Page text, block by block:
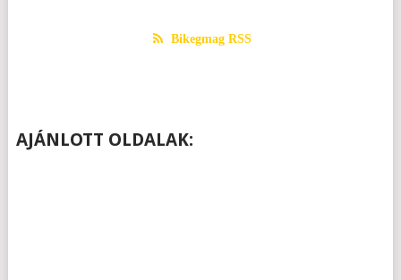
Bikegmag RSS
AJÁNLOTT OLDALAK: